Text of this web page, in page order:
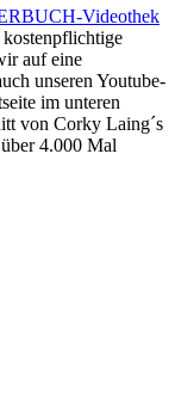
Videothek
auf eine
unseren Youtube-
im unteren
von Corky Laing´s
4.000 Mal